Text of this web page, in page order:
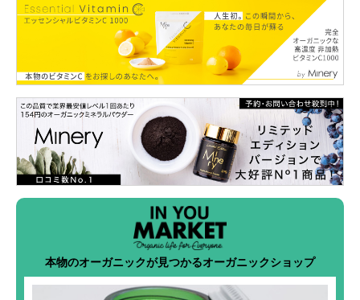
本物のオーガニックが見つかるオーガニックショップ